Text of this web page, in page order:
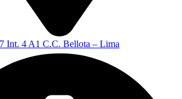
Int. 4 A1 C.C. Bellota – Lima